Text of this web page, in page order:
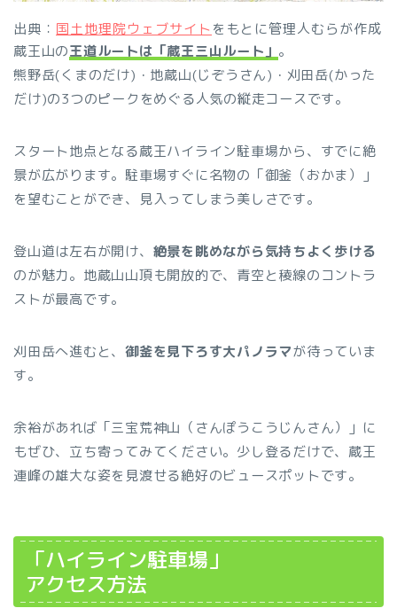
出典： 国土地理院ウェブサイト をもとに管理人むらが作成
蔵王山の王道ルートは「蔵王三山ルート」 。
熊野岳(くまのだけ)・地蔵山(じぞうさん)・刈田岳(かった
だけ)の3つのピークをめぐる人気の縦走コースです。
スタート地点となる蔵王ハイライン駐車場から、すでに絶
景が広がります。駐車場すぐに名物の「御釜（おかま）」
を望むことができ、見入ってしまう美しさです。
登山道は左右が開け、 絶景を眺めながら気持ちよく歩ける
のが魅力。地蔵山山頂も開放的で、青空と稜線のコントラ
ストが最高です。
刈田岳へ進むと、御釜を見下ろす大パノラマが待っていま
す。
余裕があれば「三宝荒神山（さんぽうこうじんさん）」に
もぜひ、立ち寄ってみてください。少し登るだけで、蔵王
連峰の雄大な姿を見渡せる絶好のビュースポットです。
「ハイライン駐車場」
アクセス方法